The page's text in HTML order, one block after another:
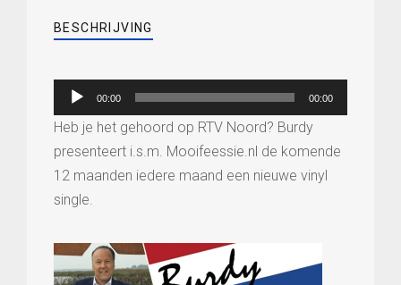
aantal
BESCHRIJVING
Audiospeler
00:00 00:00
Heb je het gehoord op RTV Noord? Burdy
presenteert i.s.m. Mooifeessie.nl de komende
12 maanden iedere maand een nieuwe vinyl
single.